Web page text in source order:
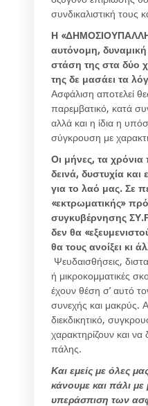
συνδικαλιστική τους
Η
αυτόνομη,
στάση της στα δύο
της δε μασάει τα
Ασφάλιση αποτελεί
παρεμβατικό, κατά
αλλά και η ίδια η
σύγκρουση με
Οι μήνες, τα
δεινά, δυστυχία
για το λαό μας. Σε
«εκτρωματικής»
συγκυβέρνησης
δεν θα
θα τους ανοίξει κι
Ψευδαισθήσεις,
ή μικροκομματικές
έχουν θέση σ’ αυτό
συνεχής και μακρύς.
διεκδικητικό,
χαρακτηρίζουν και
πάλης.
Και εμείς με όλες
κάνουμε και πάλι
υπεράσπιση των